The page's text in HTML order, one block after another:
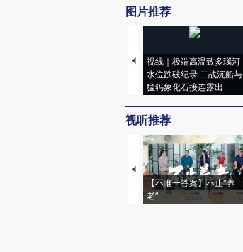
图片推荐
视线｜极端高温致多瑙河
水位跌破纪录 二战沉船与
猛犸象化石接连露出
视听推荐
【不唯一答案】不止“养
老”